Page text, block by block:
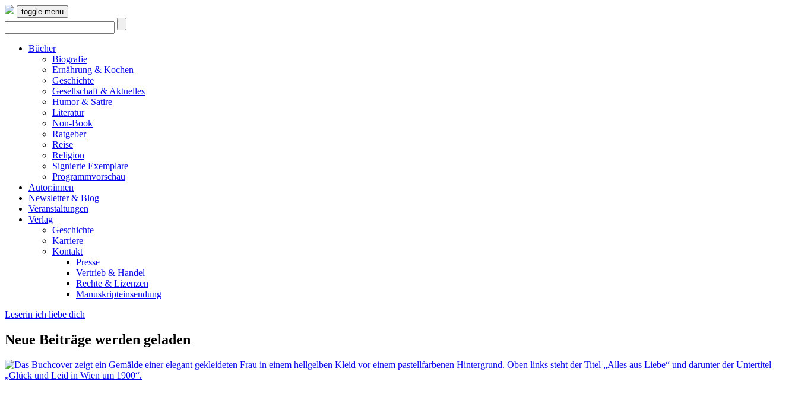
toggle menu
Bücher
Biografie
Ernährung & Kochen
Geschichte
Gesellschaft & Aktuelles
Humor & Satire
Literatur
Non-Book
Ratgeber
Reise
Religion
Signierte Exemplare
Programmvorschau
Autor:innen
Newsletter & Blog
Veranstaltungen
Verlag
Geschichte
Karriere
Kontakt
Presse
Vertrieb & Handel
Rechte & Lizenzen
Manuskripteinsendung
Leserin ich liebe dich
Neue Beiträge werden geladen